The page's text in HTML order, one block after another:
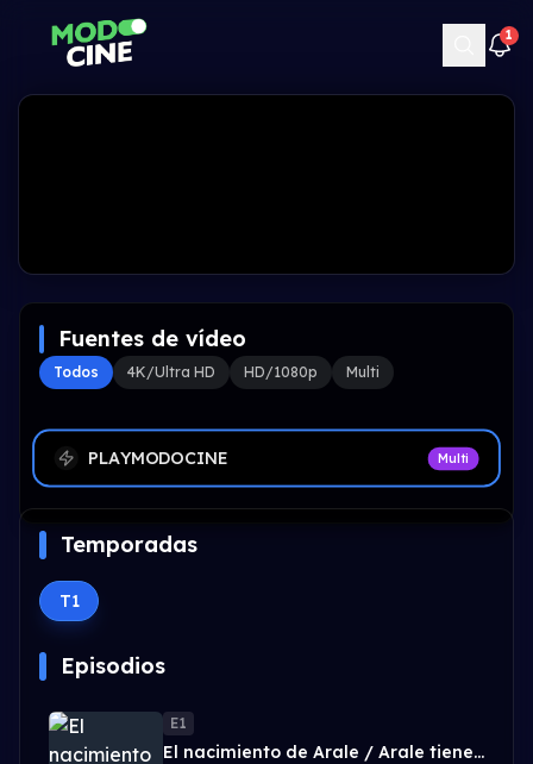
1
Fuentes de vídeo
Todos 4K/Ultra HD HD/1080p Multi
PLAYMODOCINE Multi
Temporadas
T1
Episodios
E1
El nacimiento de Arale / Arale tiene